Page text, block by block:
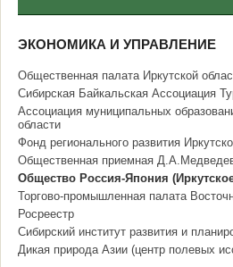
ЭКОНОМИКА И УПРАВЛЕНИЕ
Общественная палата Иркутской
Сибирская Байкальская Ассоциация
Ассоциация муниципальных
области
Фонд регионального развития
Общественная приемная
Общество Россия-Япония
Торгово-промышленная палата
Росреестр
Сибирский институт развития и
Дикая природа Азии (центр полевых